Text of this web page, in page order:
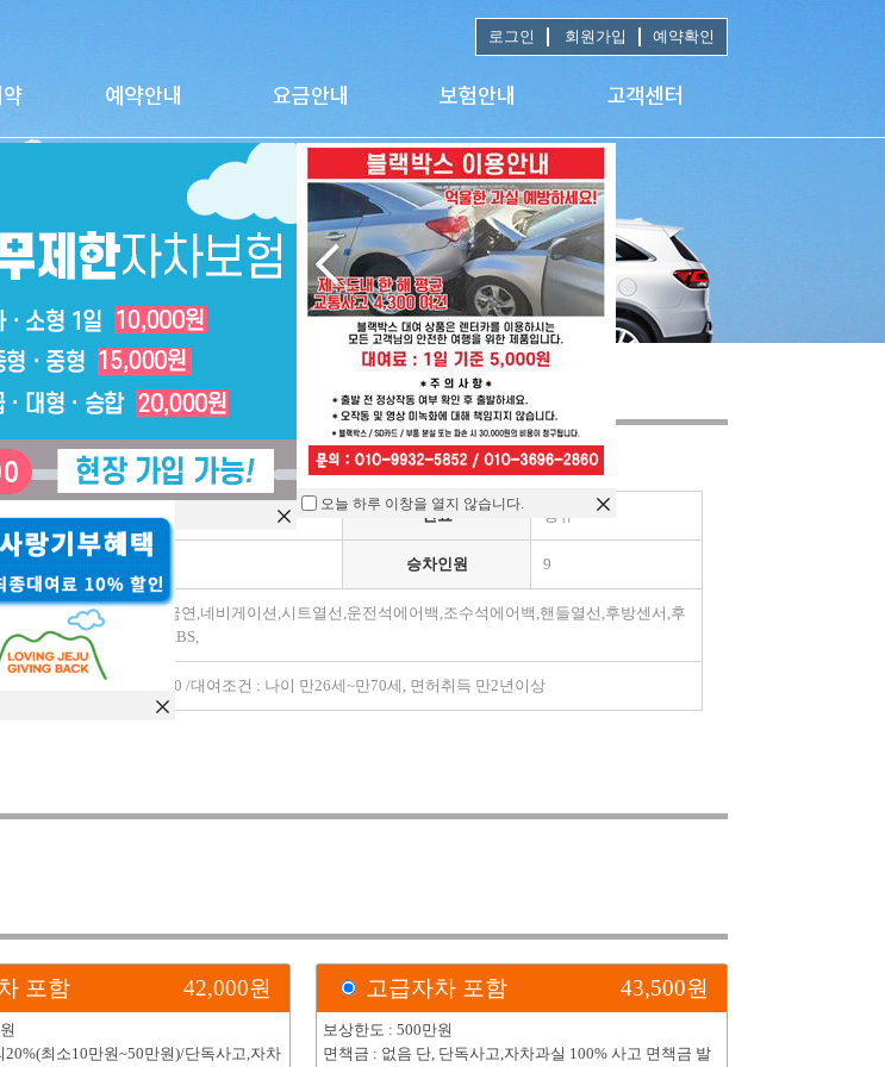
로그인 회원가입 예약확인
카니발9인승
종 승합(RV) 연료 경유
승차인원 9
가죽시트,금연,네비게이션,시트열선,운전석에어백,조수석에어백,핸들열선,후방센서,후
방카메라,ABS,
2016 ~ 2020 /대여조건 : 나이 만26세~만70세, 면허취득 만2년이상
포함 42,000원
20%(최소10만원~50만원)/단독사고,자차
고급자차 포함 43,500원
보상한도 : 500만원
면책금 : 없음 단, 단독사고,자차과실 100% 사고 면책금 발
오늘 하루 이창을 열지 않습니다.